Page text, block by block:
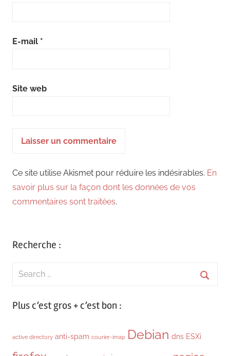
E-mail *
Site web
Ce site utilise Akismet pour réduire les indésirables. En
savoir plus sur la façon dont les données de vos
commentaires sont traitées.
Recherche :
Search
Plus c’est gros + c’est bon :
active directory anti-spam courier-imap Debian dns ESXi